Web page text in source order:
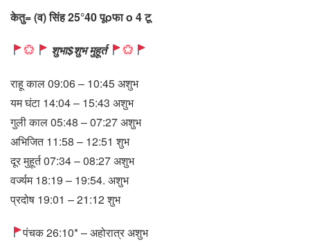
केतु= (व) सिंह 25°40 पूoफा o 4 टू
शुभा$शुभ मुहूर्त
राहू काल 09:06 – 10:45 अशुभ
यम घंटा 14:04 – 15:43 अशुभ
गुली काल 05:48 – 07:27 अशुभ
अभिजित 11:58 – 12:51 शुभ
दूर मुहूर्त 07:34 – 08:27 अशुभ
वर्ज्यम 18:19 – 19:54. अशुभ
प्रदोष 19:01 – 21:12 शुभ
पंचक 26:10* – अहोरात्र अशुभ